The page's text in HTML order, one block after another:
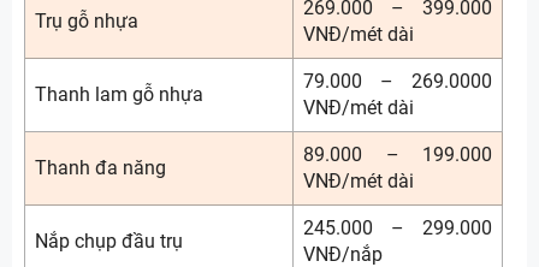
Trụ gỗ nhựa
269.000 – 399.000
VNĐ/mét dài
Thanh lam gỗ nhựa
79.000 – 269.0000
VNĐ/mét dài
Thanh đa năng
89.000 – 199.000
VNĐ/mét dài
Nắp chụp đầu trụ
245.000 – 299.000
VNĐ/nắp